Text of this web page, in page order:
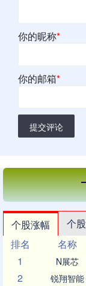
你的昵称*
你的邮箱*
提交评论
个股涨幅 个
排名
名称
1
N展芯
2 锐翔智能